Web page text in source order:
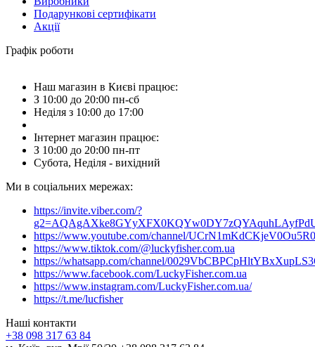
Подарункові сертифікати
Акції
Графік роботи
Наш магазин в Києві працює:
З 10:00 до 20:00 пн-сб
Неділя з 10:00 до 17:00
Інтернет магазин працює:
З 10:00 до 20:00 пн-пт
Субота, Неділя - вихідний
Ми в соціальних мережах:
https://invite.viber.com/?
https://www.youtube.com/channel/
https://www.tiktok.com/@luckyfisher.com.ua
https://whatsapp.com/channel/
https://www.facebook.com/LuckyFisher.com.ua
https://www.instagram.com/LuckyFisher.com.ua/
https://t.me/lucfisher
Наші контакти
+38 098 317 63 84